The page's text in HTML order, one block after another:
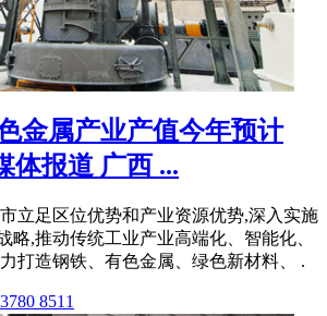
金属产业产值今年预计
体报道 广西 ...
立足区位优势和产业资源优势,深入实施
略,推动传统工业产业高端化、智能化、
打造钢铁、有色金属、绿色新材料、 .
8511